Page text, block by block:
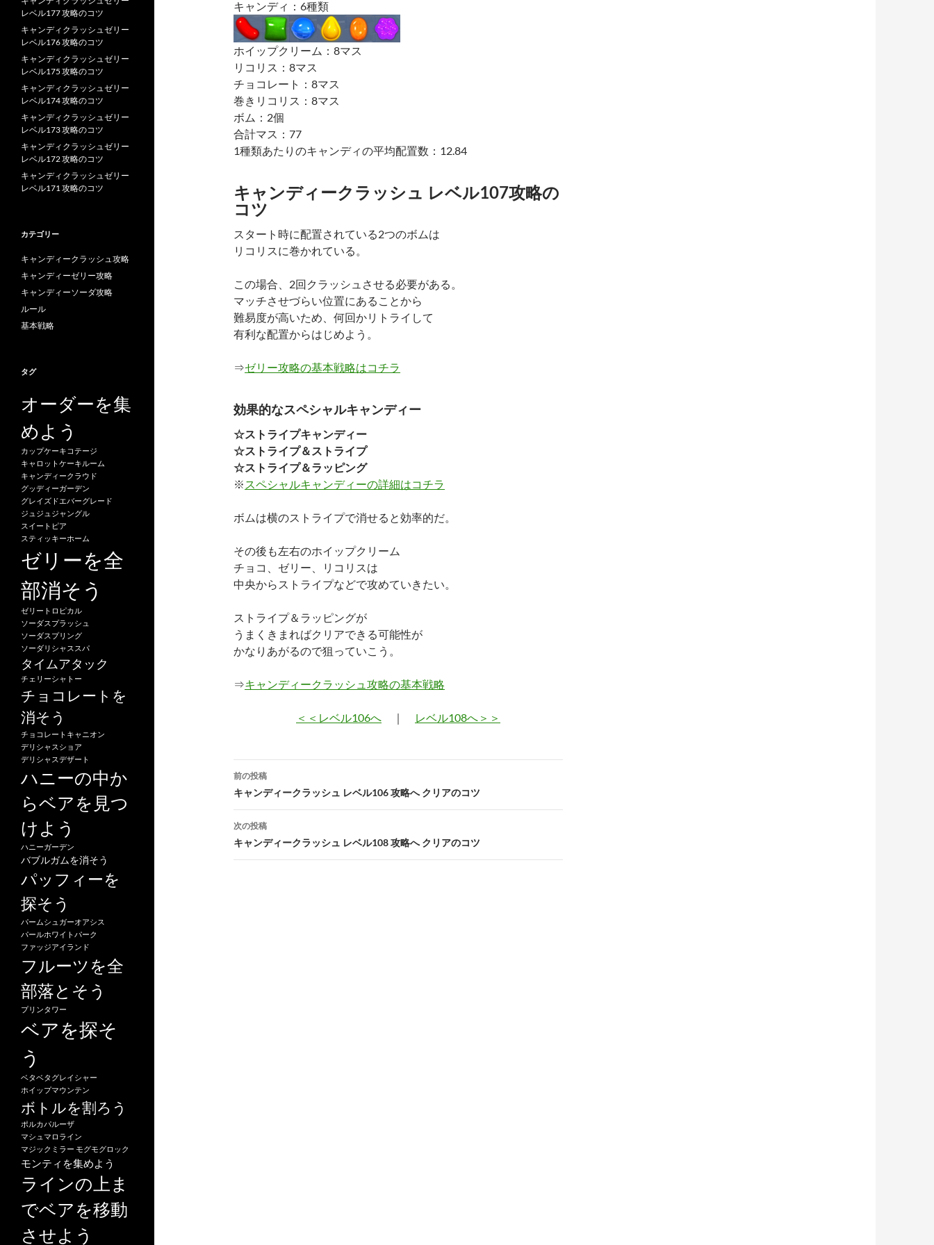
キャンディ：6種類
ホイップクリーム：8マス
リコリス：8マス
チョコレート：8マス
巻きリコリス：8マス
ボム：2個
合計マス：77
1種類あたりのキャンディの平均配置数：12.84
キャンディークラッシュ レベル107攻略の
コツ
スタート時に配置されている2つのボムは
リコリスに巻かれている。
この場合、2回クラッシュさせる必要がある。
マッチさせづらい位置にあることから
難易度が高いため、何回かリトライして
有利な配置からはじめよう。
⇒ゼリー攻略の基本戦略はコチラ
効果的なスペシャルキャンディー
☆ストライプキャンディー
☆ストライプ＆ストライプ
☆ストライプ＆ラッピング
※ スペシャルキャンディーの詳細はコチラ
ボムは横のストライプで消せると効率的だ。
その後も左右のホイップクリーム
チョコ、ゼリー、リコリスは
中央からストライプなどで攻めていきたい。
ストライプ＆ラッピングが
うまくきまればクリアできる可能性が
かなりあがるので狙っていこう。
⇒キャンディークラッシュ攻略の基本戦略
＜＜レベル106へ ｜ レベル108へ＞＞
投
稿
ナ
ビ
ゲ
前の投稿
キャンディークラッシュ レベル106 攻略へ クリアのコツ
次の投稿
キャンディークラッシュ レベル108 攻略へ クリアのコツ
レベル177 攻略のコツ
キャンディクラッシュゼリー
レベル176 攻略のコツ
キャンディクラッシュゼリー
レベル175 攻略のコツ
キャンディクラッシュゼリー
レベル174 攻略のコツ
キャンディクラッシュゼリー
レベル173 攻略のコツ
キャンディクラッシュゼリー
レベル172 攻略のコツ
キャンディクラッシュゼリー
レベル171 攻略のコツ
カテゴリー
キャンディークラッシュ攻略
キャンディーゼリー攻略
キャンディーソーダ攻略
ルール
基本戦略
タグ
オーダーを集
めよう
カップケーキコテージ
キャロットケーキルーム
キャンディークラウド
グッディーガーデン
グレイズドエバーグレード
ジュジュジャングル
スイートピア
スティッキーホーム
ゼリーを全
部消そう
ゼリートロピカル
ソーダスプラッシュ
ソーダスプリング
ソーダリシャススパ
タイムアタック
チェリーシャトー
チョコレートを
消そう
チョコレートキャニオン
デリシャスショア
デリシャスデザート
ハニーの中か
らベアを見つ
けよう
ハニーガーデン
バブルガムを消そう
パッフィーを
探そう
パームシュガーオアシス
パールホワイトパーク
ファッジアイランド
フルーツを全
部落とそう
プリンタワー
ベアを探そ
う
ベタベタグレイシャー
ホイップマウンテン
ボトルを割ろう
ポルカパルーザ
マシュマロライン
マジックミラー モグモグロック
モンティを集めよう
ラインの上ま
でベアを移動
させよう